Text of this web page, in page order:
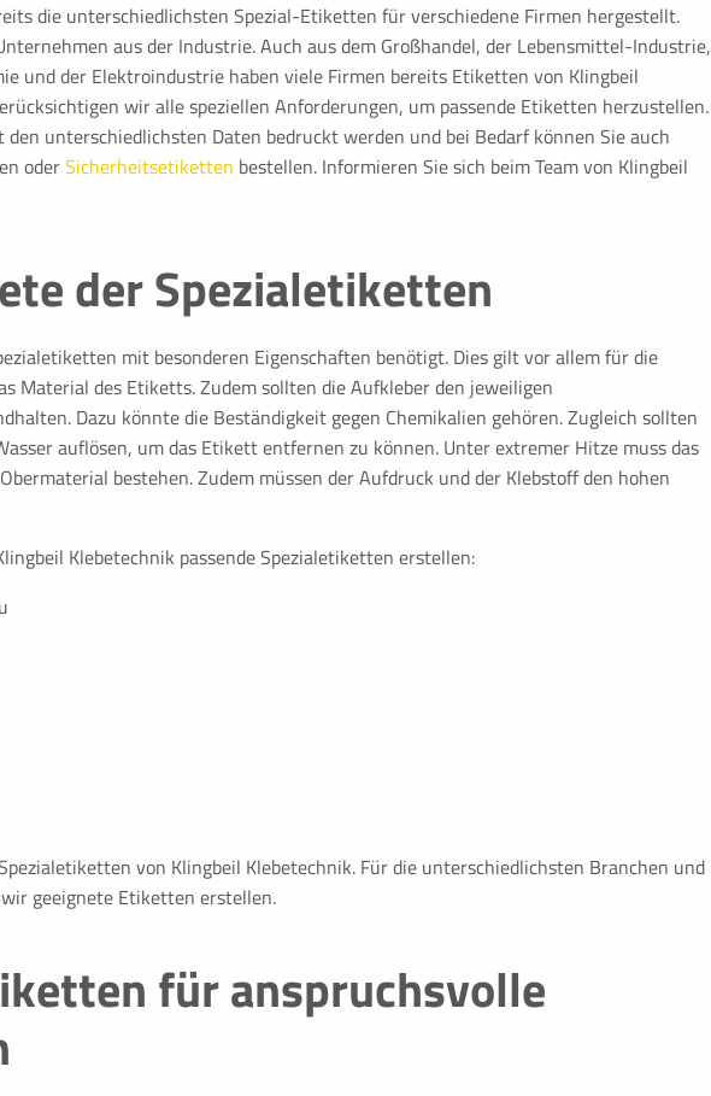
die unterschiedlichsten Spezial-Etiketten für verschiedene Firmen hergestellt.
aus der Industrie. Auch aus dem Großhandel, der Lebensmittel-Industrie,
und der Elektroindustrie haben viele Firmen bereits Etiketten von Klingbeil
wir alle speziellen Anforderungen, um passende Etiketten herzustellen.
unterschiedlichsten Daten bedruckt werden und bei Bedarf können Sie auch
oderSicherheitsetiketten bestellen. Informieren Sie sich beim Team von Klingbeil
der Spezialetiketten
mit besonderen Eigenschaften benötigt. Dies gilt vor allem für die
Material des Etiketts. Zudem sollten die Aufkleber den jeweiligen
Dazu könnte die Beständigkeit gegen Chemikalien gehören. Zugleich sollten
auflösen, um das Etikett entfernen zu können. Unter extremer Hitze muss das
bestehen. Zudem müssen der Aufdruck und der Klebstoff den hohen
Klebetechnik passende Spezialetiketten erstellen:
von Klingbeil Klebetechnik. Für die unterschiedlichsten Branchen und
geeignete Etiketten erstellen.
für anspruchsvolle
die Einstellungen der Besucher, die in der Cookie Box
wurden.
Frontend Session Cookie
anonym. Diese Informationen helfen uns zu
Website nutzen.
von Google für Website-Analysen. Erzeugt statistische
darüber, wie der Besucher die Website nutzt.